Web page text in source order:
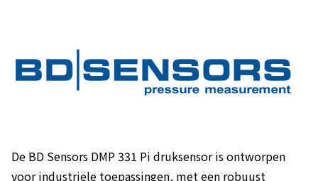
De BD Sensors DMP 331 Pi druksensor is ontworpen
voor industriële toepassingen, met een robuust